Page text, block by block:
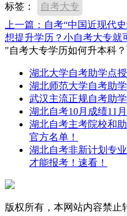
标签：
自考大专
上一篇：自考“中国近现代
想提升学历？小自考大专就
"自考大专学历如何升本科
湖北大学自考助学点
湖北师范大学自考助
武汉主流正规自考助
湖北自考10月成绩11
湖北自考主考院校和
官方名单！
湖北自考非新计划专
才能报考！速看！
版权所有，本网站内容禁止